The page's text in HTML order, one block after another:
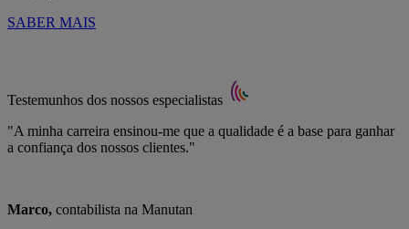
SABER MAIS
Testemunhos dos nossos especialistas
"A minha carreira ensinou-me que a qualidade é a base para ganhar
a confiança dos nossos clientes."
Marco, contabilista na Manutan